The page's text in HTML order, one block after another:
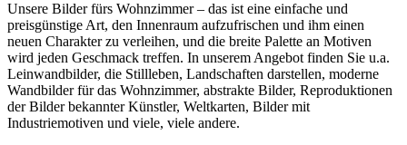
Unsere Bilder fürs Wohnzimmer – das ist eine einfache und
preisgünstige Art, den Innenraum aufzufrischen und ihm einen
neuen Charakter zu verleihen, und die breite Palette an Motiven
wird jeden Geschmack treffen. In unserem Angebot finden Sie u.a.
Leinwandbilder, die Stillleben, Landschaften darstellen, moderne
Wandbilder für das Wohnzimmer, abstrakte Bilder, Reproduktionen
der Bilder bekannter Künstler, Weltkarten, Bilder mit
Industriemotiven und viele, viele andere.